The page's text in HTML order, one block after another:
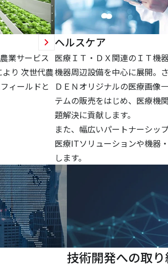
業サービス
り 次世代農
ィールドと
ヘルスケア
医療ＩＴ・ＤＸ関連のＩＴ機
機器周辺設備を中心に展開。
ＤＥＮオリジナルの医療画像
テムの販売をはじめ、医療機
題解決に貢献します。
また、幅広いパートナーシッ
医療ITソリューションや機器
します。
技術開発への取